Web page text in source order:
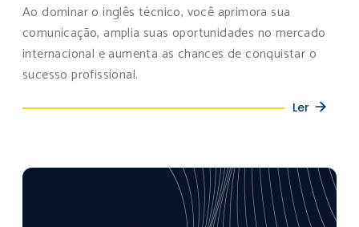
Ao dominar o inglês técnico, você aprimora sua
comunicação, amplia suas oportunidades no mercado
internacional e aumenta as chances de conquistar o
sucesso profissional.
Ler